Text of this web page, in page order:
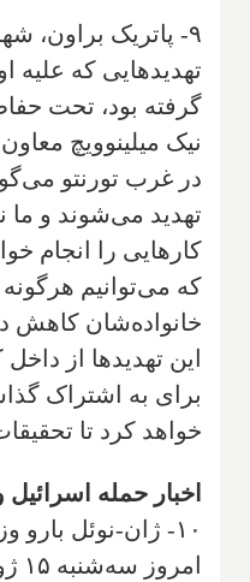
۹- پاتریک براون،
تهدیدهایی که علیه
گرفته بود، تحت
نیک میلینوویچ
در غرب تورنتو
تهدید می‌شوند و ما
کارهایی را انجام
که می‌توانیم
خانواده‌شان کاهش
این تهدیدها از داخل
برای به اشتراک
خواهد کرد تا
اخبار حمله اسرائیل
۱۰- ژان-نوئل بارو